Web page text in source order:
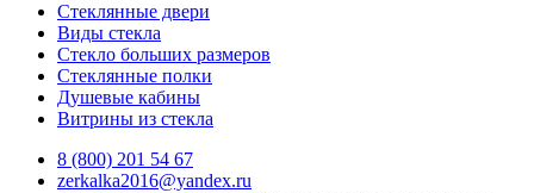
Стеклянные двери
Виды стекла
Стекло больших размеров
Стеклянные полки
Душевые кабины
Витрины из стекла
8 (800) 201 54 67
zerkalka2016@yandex.ru